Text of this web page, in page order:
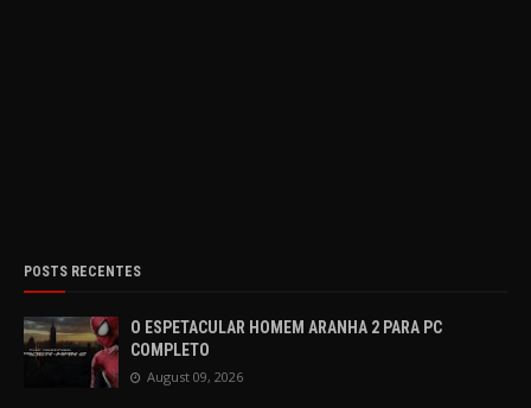
POSTS RECENTES
O ESPETACULAR HOMEM ARANHA 2 PARA PC
COMPLETO
August 09, 2026